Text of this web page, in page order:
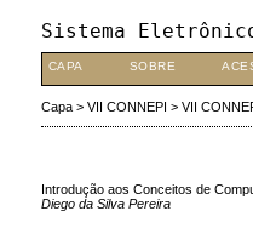
Sistema
CAPA SOBRE
Capa> VII CONNEPI > VII
Introdução aos Conceitos de
Diego da Silva Pereira